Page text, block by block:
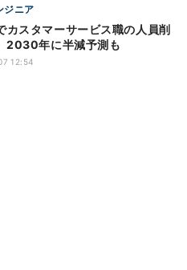
ジニア
カスタマーサービス職の人員削
2030年に半減予測も
12:54